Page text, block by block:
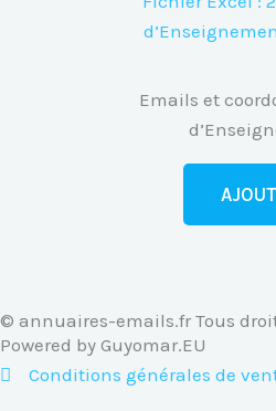
France
Emails et
© annuaires-emails.fr Tous
Powered by Guyomar.EU
Conditions générales de